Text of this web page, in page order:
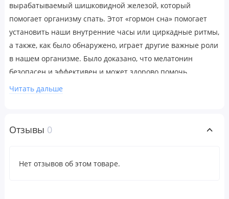
вырабатываемый шишковидной железой, который
помогает организму спать. Этот «гормон сна» помогает
установить наши внутренние часы или циркадные ритмы,
а также, как было обнаружено, играет другие важные роли
в нашем организме. Было доказано, что мелатонин
безопасен и эффективен и может здорово помочь
выработке полезных привычек и режима сна.
рассасывая ее под языком в течение 30 секунд, а затем
соответствии с рекомендациями врача. Не употреблять
Читать дальше
Отзывы 0
Нет отзывов об этом товаре.